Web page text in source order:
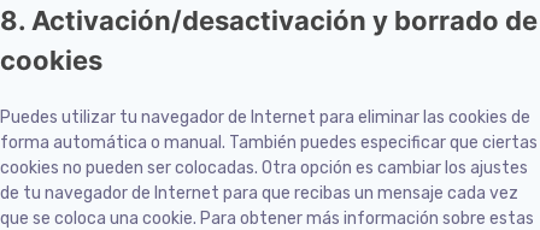
8. Activación/desactivación y borrado de
cookies
Puedes utilizar tu navegador de Internet para eliminar las cookies de
forma automática o manual. También puedes especificar que ciertas
cookies no pueden ser colocadas. Otra opción es cambiar los ajustes
de tu navegador de Internet para que recibas un mensaje cada vez
que se coloca una cookie. Para obtener más información sobre estas